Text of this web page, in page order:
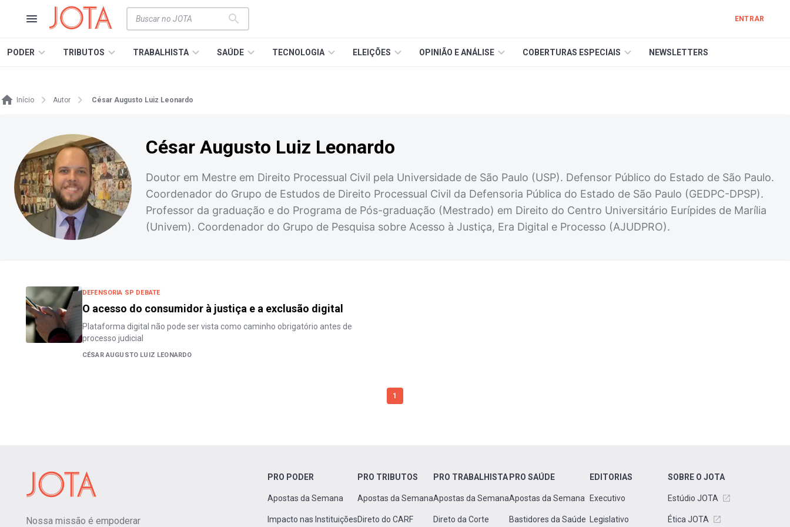
ENTRAR
PODER TRIBUTOS TRABALHISTA SAÚDE TECNOLOGIA ELEIÇÕES OPINIÃO E ANÁLISE COBERTURAS ESPECIAIS NEWSLETTERS
Início Autor César Augusto Luiz Leonardo
César Augusto Luiz Leonardo
Doutor em Mestre em Direito Processual Civil pela Universidade de São Paulo (USP). Defensor Público do Estado de São Paulo.
Coordenador do Grupo de Estudos de Direito Processual Civil da Defensoria Pública do Estado de São Paulo (GEDPC-DPSP).
Professor da graduação e do Programa de Pós-graduação (Mestrado) em Direito do Centro Universitário Eurípides de Marília
(Univem). Coordenador do Grupo de Pesquisa sobre Acesso à Justiça, Era Digital e Processo (AJUDPRO).
DEFENSORIA SP DEBATE
O acesso do consumidor à justiça e a exclusão digital
Plataforma digital não pode ser vista como caminho obrigatório antes de
processo judicial
CÉSAR AUGUSTO LUIZ LEONARDO
1
Nossa missão é empoderar
PRO PODER
Apostas da Semana
Impacto nas Instituições
PRO TRIBUTOS
Apostas da Semana
Direto do CARF
PRO TRABALHISTA
Apostas da Semana
Direto da Corte
PRO SAÚDE
Apostas da Semana
Bastidores da Saúde
EDITORIAS
Executivo
Legislativo
SOBRE O JOTA
Estúdio JOTA
Ética JOTA